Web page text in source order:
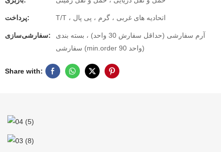
پرداخت: T/T ، اتحادیه های غربی ، گرم ، پی پال
سفارشی‌سازی:
آرم سفارشی (حداقل سفارش 30 واحد) ، بسته بندی
سفارشی (min.order 90 واحد)
Share with: